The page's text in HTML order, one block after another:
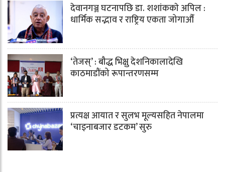
देवानगञ्ज घटनापछि डा. शशांककाे अपिल :
धार्मिक सद्भाव र राष्ट्रिय एकता जोगाऔँ
‘तेजस्’ : बौद्ध भिक्षु देशनिकालादेखि
काठमाडौंको रूपान्तरणसम्म
प्रत्यक्ष आयात र सुलभ मूल्यसहित नेपालमा
‘चाइनाबजार डटकम’ सुरु